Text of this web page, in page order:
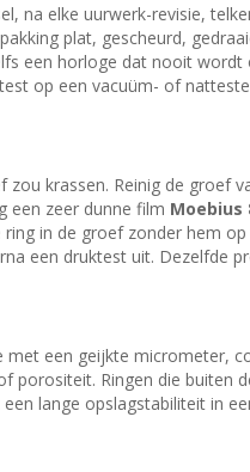
na elke uurwerk-revisie,
plat, gescheurd,
een horloge dat nooit wordt
op een vacuüm- of
krassen. Reinig de groef
een zeer dunne film Moebius
in de groef zonder hem
een druktest uit. Dezelfde
met een geijkte micrometer,
Ringen die buiten
lange opslagstabiliteit in